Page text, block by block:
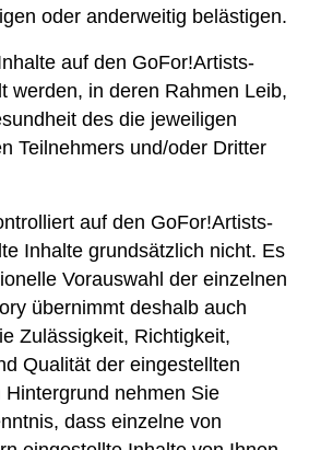
oder anderweitig belästigen.
auf den GoFor!Artists-
werden, in deren Rahmen Leib,
des die jeweiligen
Teilnehmers und/oder Dritter
auf den GoFor!Artists-
Inhalte grundsätzlich nicht. Es
Vorauswahl der einzelnen
übernimmt deshalb auch
Zulässigkeit, Richtigkeit,
Qualität der eingestellten
Hintergrund nehmen Sie
dass einzelne von